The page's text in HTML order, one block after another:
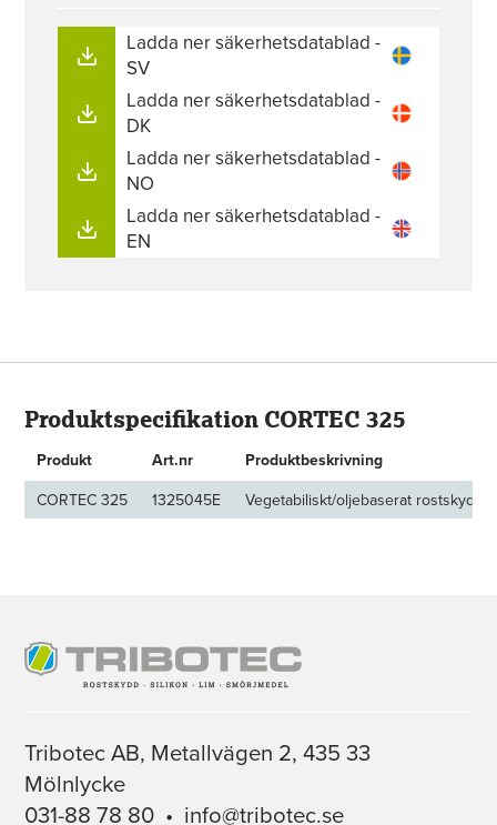
Ladda ner säkerhetsdatablad -
SV
Ladda ner säkerhetsdatablad -
DK
Ladda ner säkerhetsdatablad -
NO
Ladda ner säkerhetsdatablad -
EN
Produktspecifikation CORTEC 325
Produkt Art.nr
Produktbeskrivning
CORTEC 325
1325045E Vegetabiliskt/oljebaserat rostskydd,
Tribotec AB, Metallvägen 2, 435 33
Mölnlycke
031-88 78 80 • info@tribotec.se